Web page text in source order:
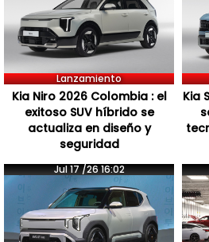
Lanzamiento
Kia Niro 2026 Colombia : el
exitoso SUV híbrido se
actualiza en diseño y
seguridad
Kia
Jul 17 /26 16:02